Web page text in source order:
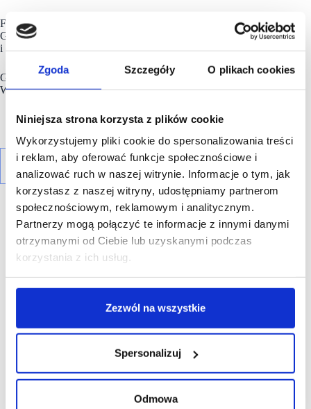
Zgoda Szczegóły O plikach cookies
Niniejsza strona korzysta z plików cookie
Wykorzystujemy pliki cookie do spersonalizowania treści
i reklam, aby oferować funkcje społecznościowe i
analizować ruch w naszej witrynie. Informacje o tym, jak
korzystasz z naszej witryny, udostępniamy partnerom
społecznościowym, reklamowym i analitycznym.
Partnerzy mogą połączyć te informacje z innymi danymi
otrzymanymi od Ciebie lub uzyskanymi podczas
korzystania z ich usług.
Zezwól na wszystkie
Spersonalizuj
Odmowa
Firma powstała 22 lata temu w Polsce, a obecnie jest częścią
Grupy Pepco. Pepco zatrudnia obecnie ponad 32 000 osób
i obsługuje 36 milionów klientów miesięcznie.
Grupa Pepcojest notowana na Giełdzie Papierów
Wartościowych w Warszawie.